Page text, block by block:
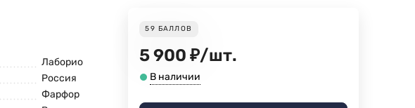
Лаборио
Россия
Фарфор
59 БАЛЛОВ
5 900 ₽/шт.
В наличии